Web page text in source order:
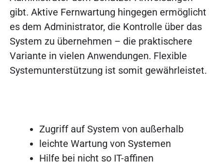
gibt. Aktive Fernwartung hingegen ermöglicht
es dem Administrator, die Kontrolle über das
System zu übernehmen – die praktischere
Variante in vielen Anwendungen. Flexible
Systemunterstützung ist somit gewährleistet.
Zugriff auf System von außerhalb
leichte Wartung von Systemen
Hilfe bei nicht so IT-affinen